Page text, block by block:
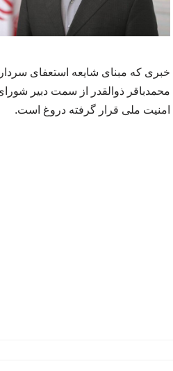
خبری که مبنای شایعه استعفای سردار
محمدباقر ذوالقدر از سمت دبیر
امنیت ملی قرار گرفته دروغ است.